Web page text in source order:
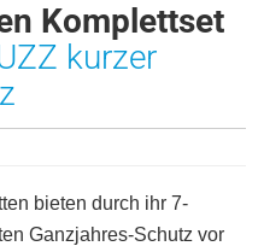
Komplettset
kurzer
bieten durch ihr 7-
Ganzjahres-Schutz vor